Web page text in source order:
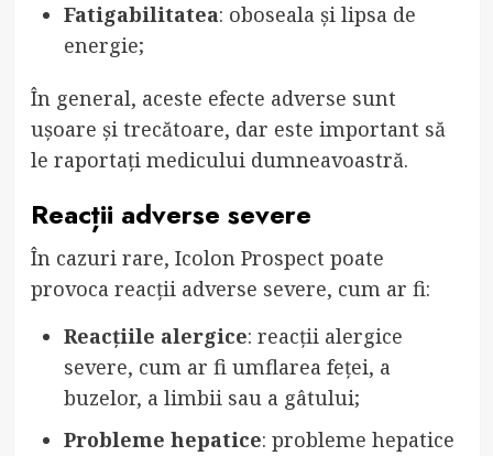
Fatigabilitatea: oboseala și lipsa de
energie;
În general, aceste efecte adverse sunt
ușoare și trecătoare, dar este important să
le raportați medicului dumneavoastră.
Reacții adverse severe
În cazuri rare, Icolon Prospect poate
provoca reacții adverse severe, cum ar fi:
Reacțiile alergice: reacții alergice
severe, cum ar fi umflarea feței, a
buzelor, a limbii sau a gâtului;
Probleme hepatice: probleme hepatice